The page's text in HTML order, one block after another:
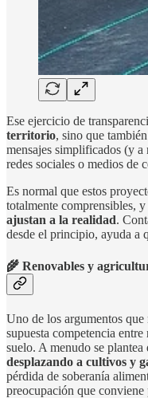
Ese ejercicio de
territorio, sino que
mensajes simplificados (y
redes sociales o medios de
Es normal que estos
totalmente comprensibles, y
ajustan a la realidad.
desde el principio, ayuda a
🌾 Renovables y
Uno de los argumentos que
supuesta competencia
suelo. A menudo se plantea
desplazando a cultivos y
pérdida de soberanía
preocupación que conviene